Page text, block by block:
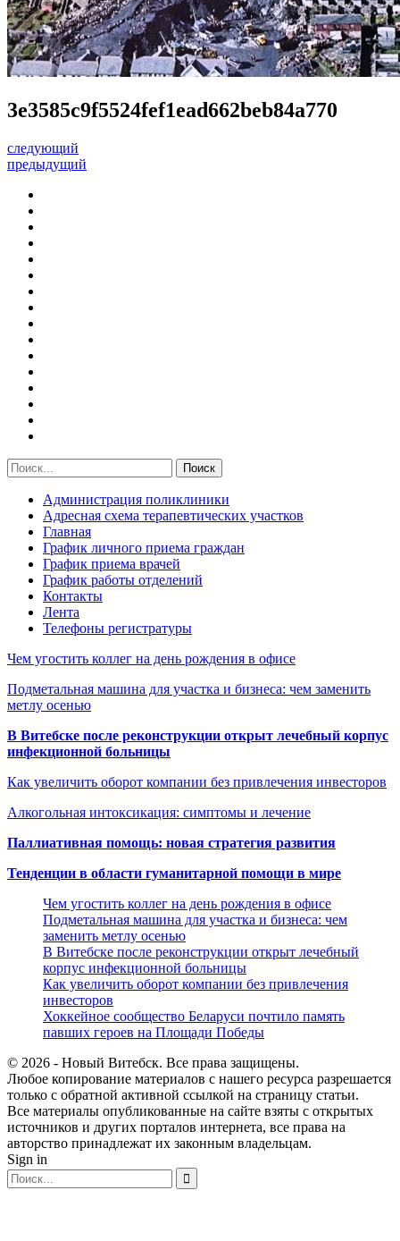
3e3585c9f5524fef1ead662beb84a770
следующий
предыдущий
Администрация поликлиники
Адресная схема терапевтических участков
Главная
График личного приема граждан
График приема врачей
График работы отделений
Контакты
Лента
Телефоны регистратуры
Чем угостить коллег на день рождения в офисе
Подметальная машина для участка и бизнеса: чем заменить
метлу осенью
В Витебске после реконструкции открыт лечебный корпус
инфекционной больницы
Как увеличить оборот компании без привлечения инвесторов
Алкогольная интоксикация: симптомы и лечение
Паллиативная помощь: новая стратегия развития
Тенденции в области гуманитарной помощи в мире
Чем угостить коллег на день рождения в офисе
Подметальная машина для участка и бизнеса: чем
заменить метлу осенью
В Витебске после реконструкции открыт лечебный
корпус инфекционной больницы
Как увеличить оборот компании без привлечения
инвесторов
Хоккейное сообщество Беларуси почтило память
павших героев на Площади Победы
© 2026 - Новый Витебск. Все права защищены.
Любое копирование материалов с нашего ресурса разрешается
только с обратной активной ссылкой на страницу статьи.
Все материалы опубликованные на сайте взяты с открытых
источников и других порталов интернета, все права на
авторство принадлежат их законным владельцам.
Sign in